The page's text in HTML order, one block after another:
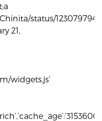
status/
21,
widgets.js’